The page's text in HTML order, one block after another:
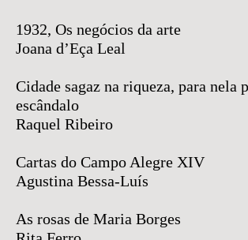
1932, Os negócios da arte
Joana d’Eça Leal
Cidade sagaz na riqueza, para nela
escândalo
Raquel Ribeiro
Cartas do Campo Alegre XIV
Agustina Bessa-Luís
As rosas de Maria Borges